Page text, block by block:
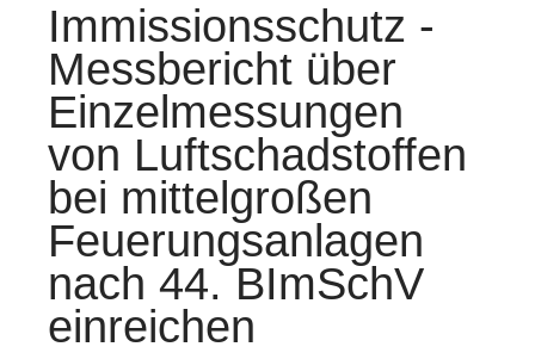
Immissionsschutz -
Messbericht über
Einzelmessungen
von Luftschadstoffen
bei mittelgroßen
Feuerungsanlagen
nach 44. BImSchV
einreichen